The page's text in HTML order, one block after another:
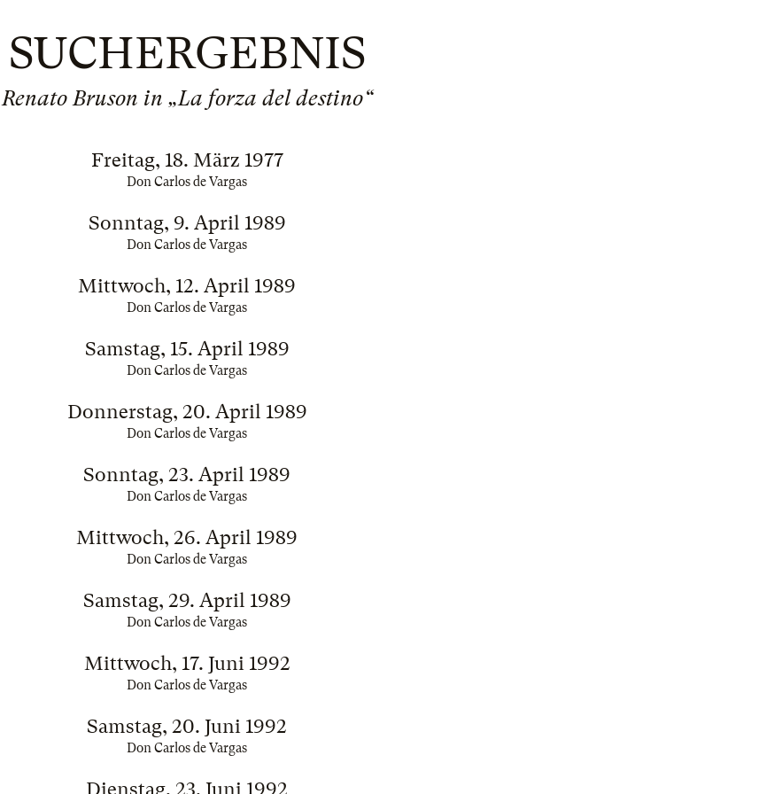
SUCHERGEBNIS
Renato Bruson in „La forza del destino“
Freitag, 18. März 1977
Don Carlos de Vargas
Sonntag, 9. April 1989
Don Carlos de Vargas
Mittwoch, 12. April 1989
Don Carlos de Vargas
Samstag, 15. April 1989
Don Carlos de Vargas
Donnerstag, 20. April 1989
Don Carlos de Vargas
Sonntag, 23. April 1989
Don Carlos de Vargas
Mittwoch, 26. April 1989
Don Carlos de Vargas
Samstag, 29. April 1989
Don Carlos de Vargas
Mittwoch, 17. Juni 1992
Don Carlos de Vargas
Samstag, 20. Juni 1992
Don Carlos de Vargas
Dienstag, 23. Juni 1992